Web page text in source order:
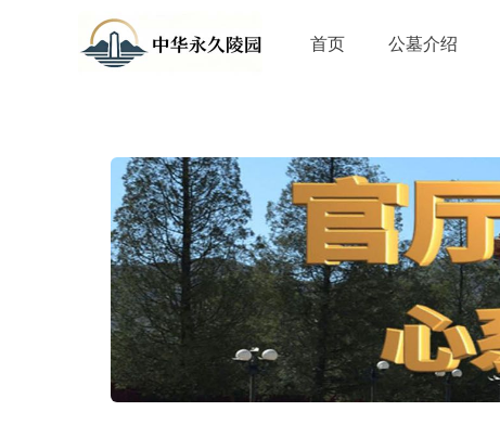
首页 公墓介绍